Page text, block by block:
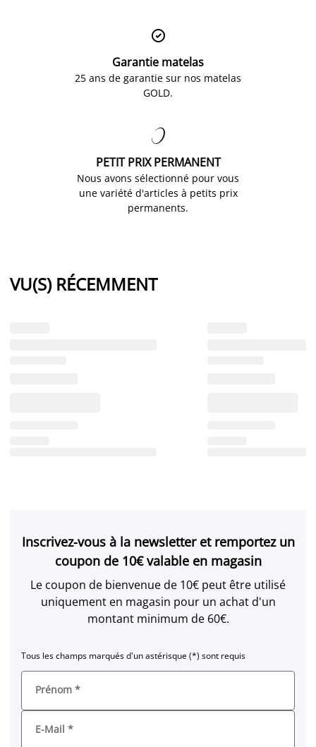

Garantie matelas
25 ans de garantie sur nos matelas
GOLD.

PETIT PRIX PERMANENT
Nous avons sélectionné pour vous
une variété d'articles à petits prix
permanents.
VU(S) RÉCEMMENT
Inscrivez-vous à la newsletter et remportez un
coupon de 10€ valable en magasin
Le coupon de bienvenue de 10€ peut être utilisé
uniquement en magasin pour un achat d'un
montant minimum de 60€.
Tous les champs marqués d'un astérisque (*) sont requis
Prénom *
E-Mail *